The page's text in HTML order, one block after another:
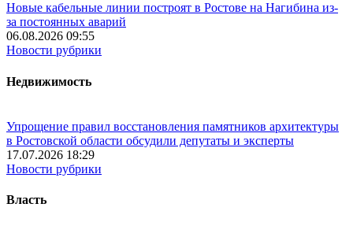
Новые кабельные линии построят в Ростове на Нагибина из-
за постоянных аварий
06.08.2026 09:55
Новости рубрики
Недвижимость
Упрощение правил восстановления памятников архитектуры
в Ростовской области обсудили депутаты и эксперты
17.07.2026 18:29
Новости рубрики
Власть